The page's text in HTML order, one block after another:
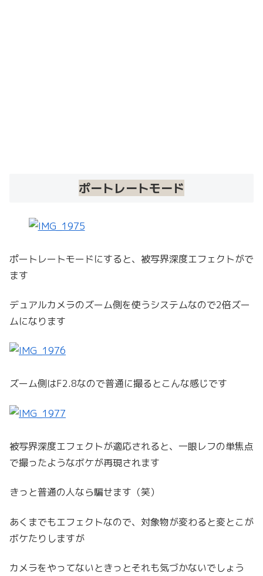
ポートレートモード
ポートレートモードにすると、被写界深度エフェクトがで
ます
デュアルカメラのズーム側を使うシステムなので2倍ズー
ムになります
ズーム側はF2.8なので普通に撮るとこんな感じです
被写界深度エフェクトが適応されると、一眼レフの単焦点
で撮ったようなボケが再現されます
きっと普通の人なら騙せます（笑）
あくまでもエフェクトなので、対象物が変わると変とこが
ボケたりしますが
カメラをやってないときっとそれも気づかないでしょう